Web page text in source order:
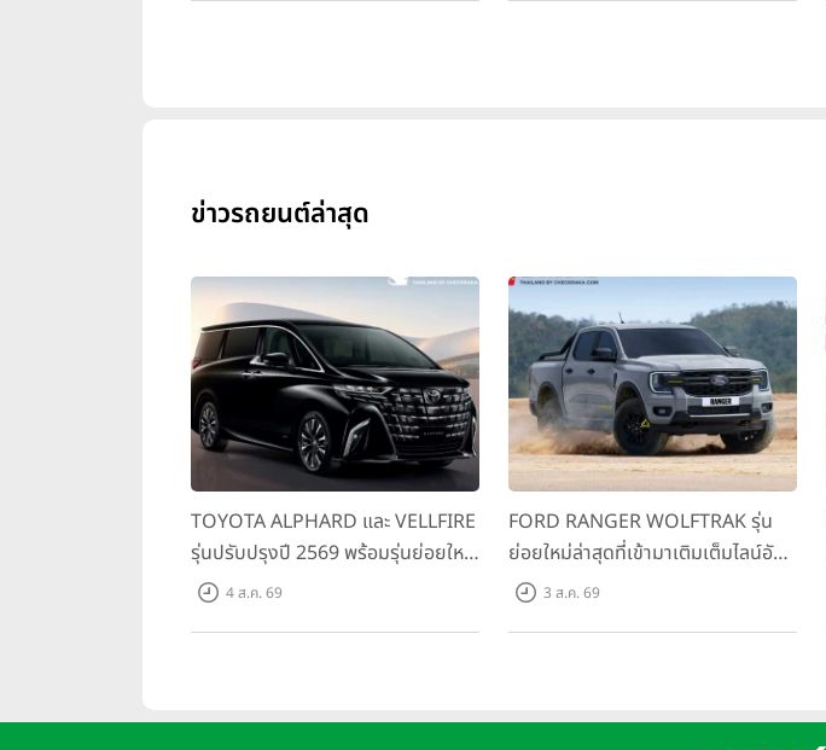
ข่าวรถยนต์ล่าสุด
TOYOTA ALPHARD และ VELLFIRE
รุ่นปรับปรุงปี 2569 พร้อมรุ่นย่อยใหม่
HEV SMART ราคาเริ่มต้น 3.59 ลบ.
4 ส.ค. 69
FORD RANGER WOLFTRAK รุ่น
ย่อยใหม่ล่าสุดที่เข้ามาเติมเต็มไลน์อัป
พร้อมตอบโจทย์ทุกการผจญภัยด้วย
3 ส.ค. 69